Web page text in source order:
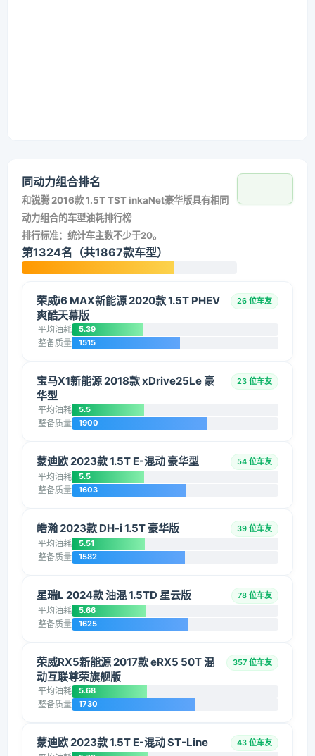
同动力组合排名
和锐腾 2016款 1.5T TST inkaNet豪华版具有相同
动力组合的车型油耗排行榜
排行标准：统计车主数不少于20。
第1324名（共1867款车型）
荣威i6 MAX新能源 2020款 1.5T PHEV
爽酷天幕版
26 位车友
平均油耗 5.39
整备质量 1515
宝马X1新能源 2018款 xDrive25Le 豪
华型
23 位车友
平均油耗 5.5
整备质量 1900
蒙迪欧 2023款 1.5T E-混动 豪华型 54 位车友
平均油耗 5.5
整备质量 1603
皓瀚 2023款 DH-i 1.5T 豪华版 39 位车友
平均油耗 5.51
整备质量 1582
星瑞L 2024款 油混 1.5TD 星云版 78 位车友
平均油耗 5.66
整备质量 1625
荣威RX5新能源 2017款 eRX5 50T 混
动互联尊荣旗舰版
357 位车友
平均油耗 5.68
整备质量 1730
蒙迪欧 2023款 1.5T E-混动 ST-Line 43 位车友